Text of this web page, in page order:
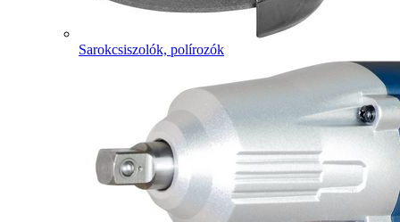
Sarokcsiszolók, polírozók